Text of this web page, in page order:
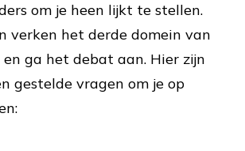
om je heen lijkt te stellen.
verken het derde domein van
ga het debat aan. Hier zijn
gestelde vragen om je op